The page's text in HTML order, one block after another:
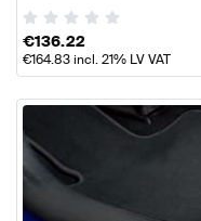
€136.22
€164.83incl. 21% LV VAT